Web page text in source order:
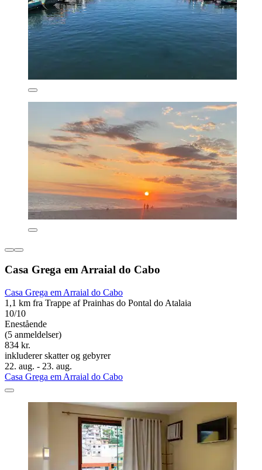
Casa Grega em Arraial do Cabo
Casa Grega em Arraial do Cabo
1,1 km fra Trappe af Prainhas do Pontal do Atalaia
10/10
Enestående
(5 anmeldelser)
834 kr.
inkluderer skatter og gebyrer
22. aug. - 23. aug.
Casa Grega em Arraial do Cabo